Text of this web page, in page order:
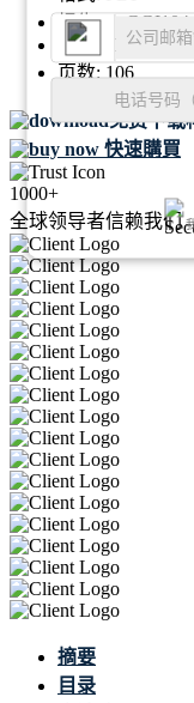
报告ID:
SKU ID:
页数:106
免费下载
快速購買
1000+
全球领导者信赖我们
摘要
目录